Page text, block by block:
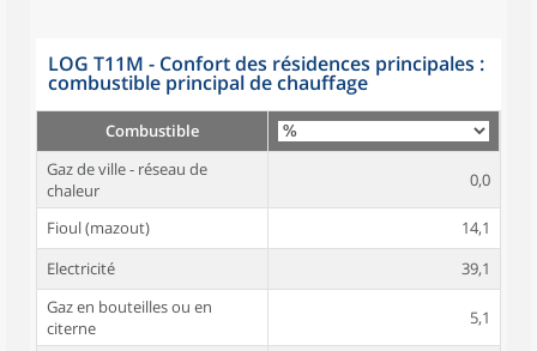
LOG T11M - Confort des résidences principales :
combustible principal de chauffage
Combustible
Gaz de ville - réseau de
chaleur
0,0
Fioul (mazout)
14,1
Electricité
39,1
Gaz en bouteilles ou en
citerne
5,1